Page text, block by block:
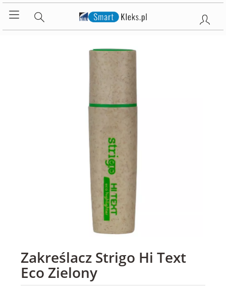
Zakreślacz Strigo Hi Text
Eco Zielony